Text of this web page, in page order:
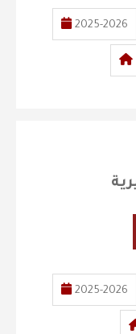
2025-2026
2025-2026